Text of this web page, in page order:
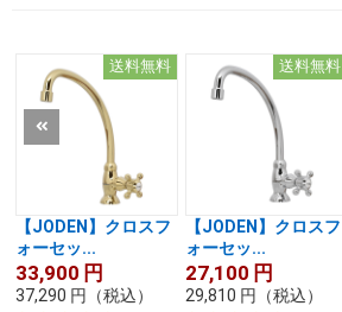
送料無料
【JODEN】クロスフ
ォーセッ...
33,900 円
37,290 円 （税込）
送料無料
【JODEN】クロスフ
ォーセッ...
27,100 円
29,810 円 （税込）